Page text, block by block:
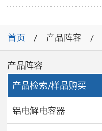
首页 产品阵容
产品阵容
产品检索/样品购买
铝电解电容器